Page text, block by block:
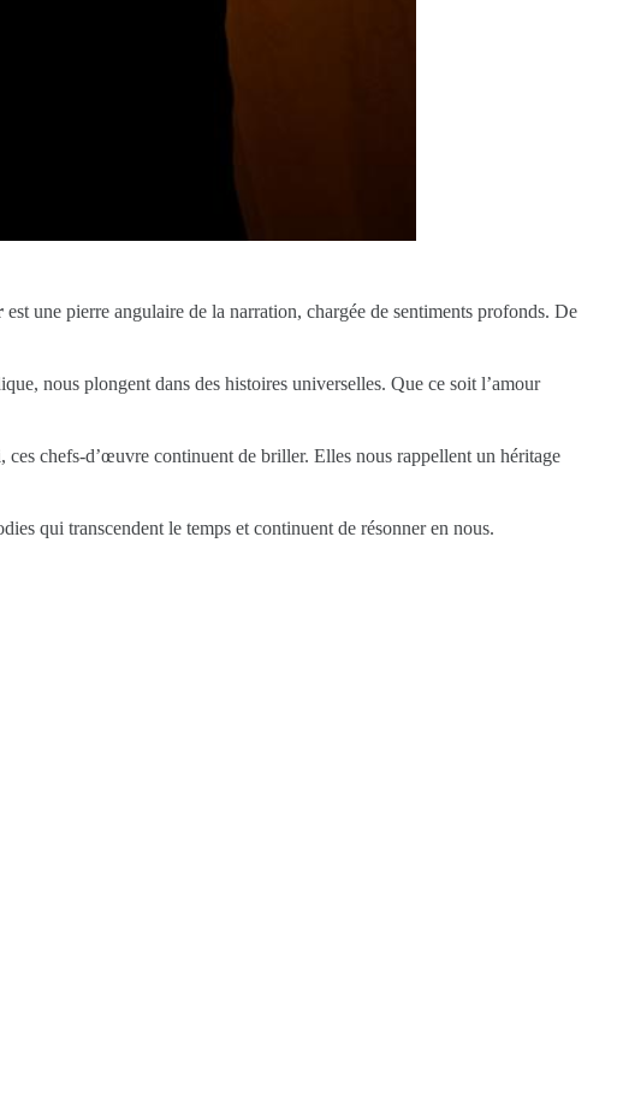
est une pierre angulaire de la narration, chargée de sentiments profonds. De
nous plongent dans des histoires universelles. Que ce soit l’amour
chefs-d’œuvre continuent de briller. Elles nous rappellent un héritage
qui transcendent le temps et continuent de résonner en nous.